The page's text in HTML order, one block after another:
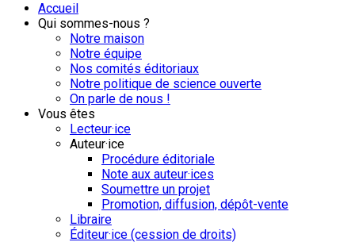
Accueil
Qui sommes-nous ?
Notre maison
Notre équipe
Nos comités éditoriaux
Notre politique de science ouverte
On parle de nous !
Vous êtes
Lecteur·ice
Auteur·ice
Procédure éditoriale
Note aux auteur·ices
Soumettre un projet
Promotion, diffusion, dépôt-vente
Libraire
Éditeur·ice (cession de droits)